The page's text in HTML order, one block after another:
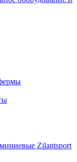
Zilantsport